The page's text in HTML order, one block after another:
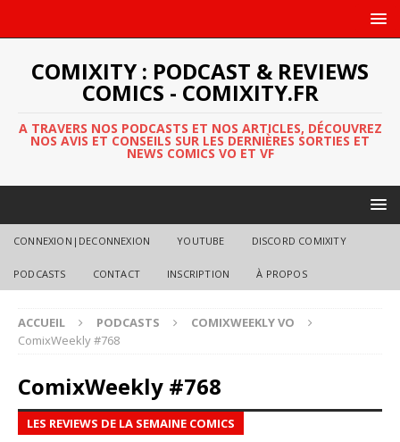
COMIXITY : PODCAST & REVIEWS
COMICS - COMIXITY.FR
A TRAVERS NOS PODCASTS ET NOS ARTICLES, DÉCOUVREZ
NOS AVIS ET CONSEILS SUR LES DERNIÈRES SORTIES ET
NEWS COMICS VO ET VF
CONNEXION|DECONNEXION YOUTUBE DISCORD COMIXITY
PODCASTS CONTACT INSCRIPTION À PROPOS
ACCUEIL PODCASTS
COMIXWEEKLY VO
ComixWeekly #768
ComixWeekly #768
LES REVIEWS DE LA SEMAINE COMICS